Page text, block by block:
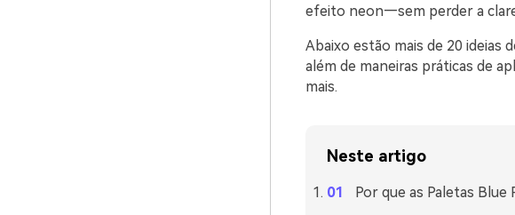
efeito neon—sem perder a
Abaixo estão mais de 20 ideias
além de maneiras práticas de
mais.
Neste artigo
Por que as Paletas